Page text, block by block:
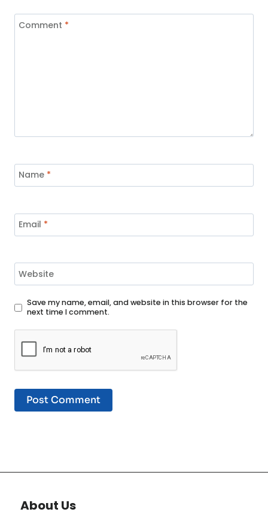
Comment *
Name *
Email *
Website
Save my name, email, and website in this browser for the
next time I comment.
About Us